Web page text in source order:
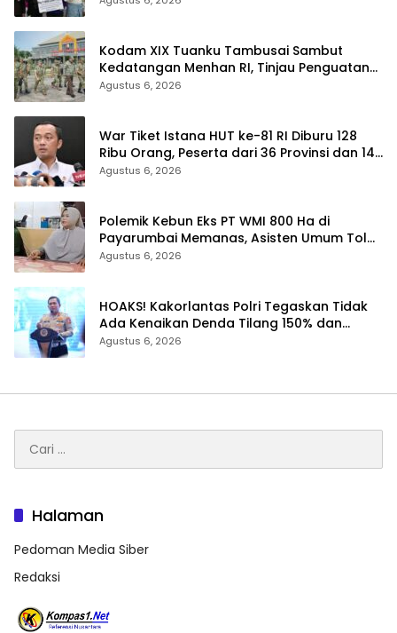
Kodam XIX Tuanku Tambusai Sambut
Kedatangan Menhan RI, Tinjau Penguatan
Yonif TP di Bengkalis dan Kampar
Agustus 6, 2026
War Tiket Istana HUT ke-81 RI Diburu 128
Ribu Orang, Peserta dari 36 Provinsi dan 14
Negara
Agustus 6, 2026
Polemik Kebun Eks PT WMI 800 Ha di
Payarumbai Memanas, Asisten Umum Tolak
Dikelola Agrinas dan Tantang Presiden
Agustus 6, 2026
HOAKS! Kakorlantas Polri Tegaskan Tidak
Ada Kenaikan Denda Tilang 150% dan
Tilang Manual Menyeluruh
Agustus 6, 2026
untuk:
Halaman
Pedoman Media Siber
Redaksi